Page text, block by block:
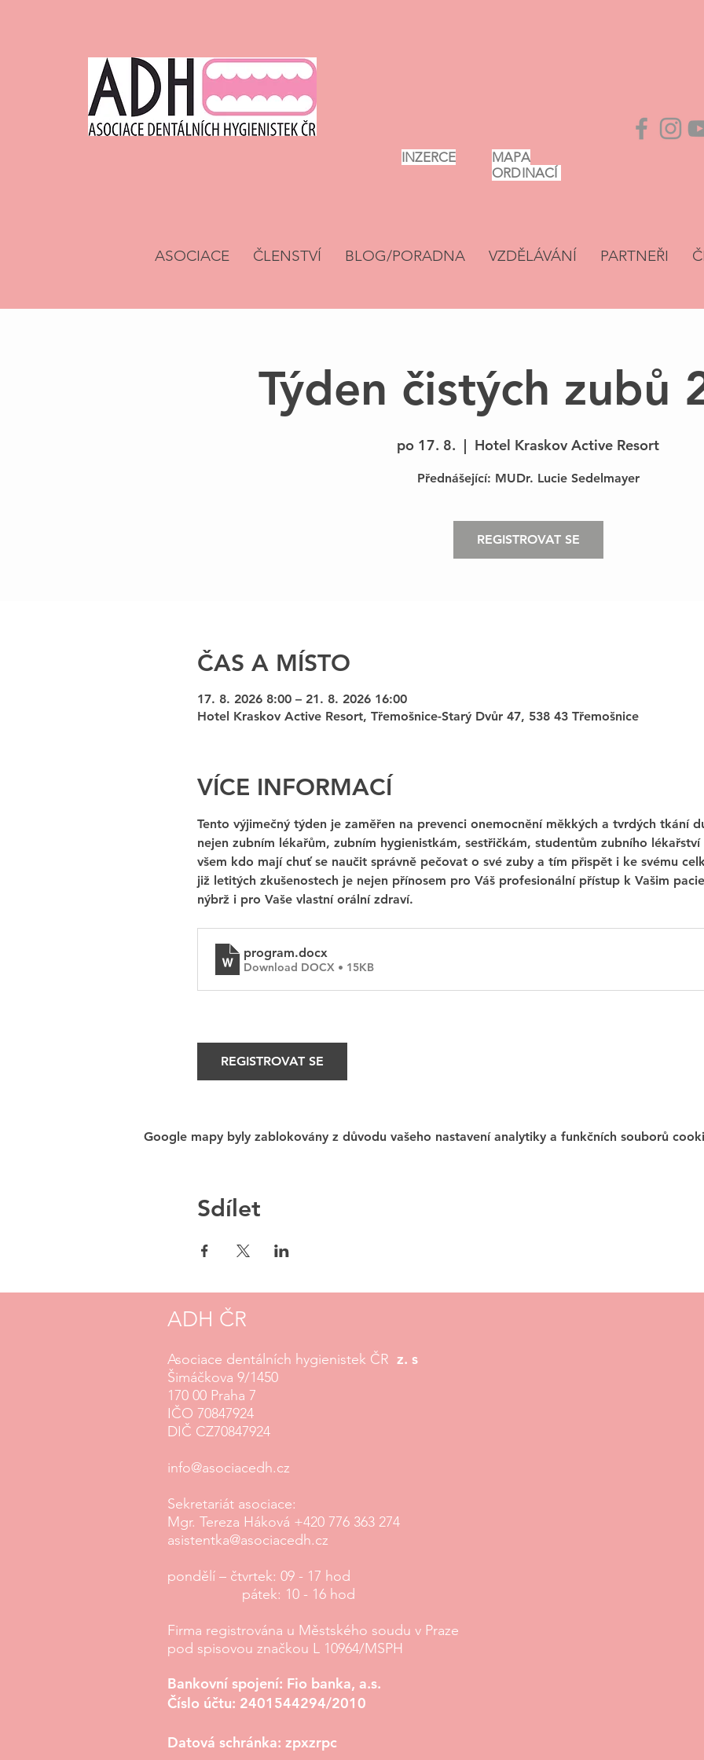
INZERCE
MAPA
ORDINACÍ
ASOCIACE ČLENSTVÍ BLOG/PORADNA VZDĚLÁVÁNÍ PARTNEŘI
Týden čistých zubů
po 17. 8.
  |
Hotel Kraskov Active Resort
Přednášející: MUDr. Lucie Sedelmayer
REGISTROVAT SE
ČAS A MÍSTO
17. 8. 2026 8:00 – 21. 8. 2026 16:00
Hotel Kraskov Active Resort, Třemošnice-Starý Dvůr 47, 538 43 Třemošnice
VÍCE INFORMACÍ
Tento výjimečný týden je zaměřen na prevenci onemocnění měkkých a tvrdých tkání
nejen zubním lékařům, zubním hygienistkám, sestřičkám, studentům zubního
všem kdo mají chuť se naučit správně pečovat o své zuby a tím přispět i ke svému
již letitých zkušenostech je nejen přínosem pro Váš profesionální přístup k Vašim
nýbrž i pro Vaše vlastní orální zdraví.
program.docx
Download DOCX • 15KB
REGISTROVAT SE
Google mapy byly zablokovány z důvodu vašeho nastavení analytiky a funkčních souborů
Sdílet
ADH ČR
Asociace dentálních hygienistek ČR z. s
Šimáčkova 9/1450
170 00 Praha 7
IČO 70847924
DIČ CZ70847924
info@asociacedh.cz
Sekretariát asociace:
Mgr. Tereza Háková +420 776 363 274
asistentka@asociacedh.cz
pondělí – čtvrtek: 09 - 17 hod
pátek: 10 - 16 hod
Firma registrována u Městského soudu v Praze
pod spisovou značkou L 10964/MSPH
Bankovní spojení: Fio banka, a.s.
Číslo účtu: 2401544294/2010
Datová schránka: zpxzrpc